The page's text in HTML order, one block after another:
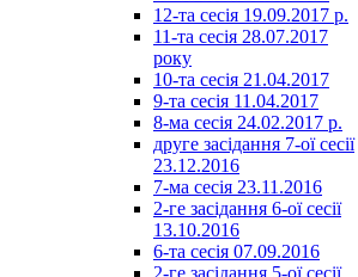
12-та сесія 19.09.2017 р.
11-та сесія 28.07.2017
року
10-та сесія 21.04.2017
9-та сесія 11.04.2017
8-ма сесія 24.02.2017 р.
друге засідання 7-ої сесії
23.12.2016
7-ма сесія 23.11.2016
2-ге засідання 6-ої сесії
13.10.2016
6-та сесія 07.09.2016
2-ге засідання 5-ої сесії